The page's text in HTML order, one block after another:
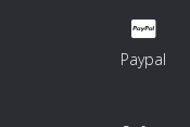
Paypal